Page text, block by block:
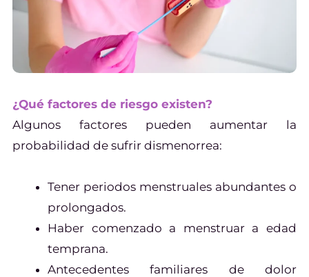
¿Qué factores de riesgo existen?
Algunos factores pueden aumentar la
probabilidad de sufrir dismenorrea:
Tener periodos menstruales abundantes o
prolongados.
Haber comenzado a menstruar a edad
temprana.
Antecedentes familiares de dolor